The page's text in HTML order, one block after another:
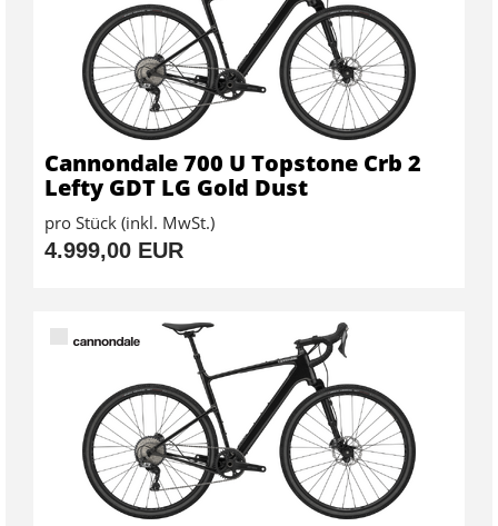
Cannondale 700 U Topstone Crb 2
Lefty GDT LG Gold Dust
pro Stück (inkl. MwSt.)
4.999,00 EUR